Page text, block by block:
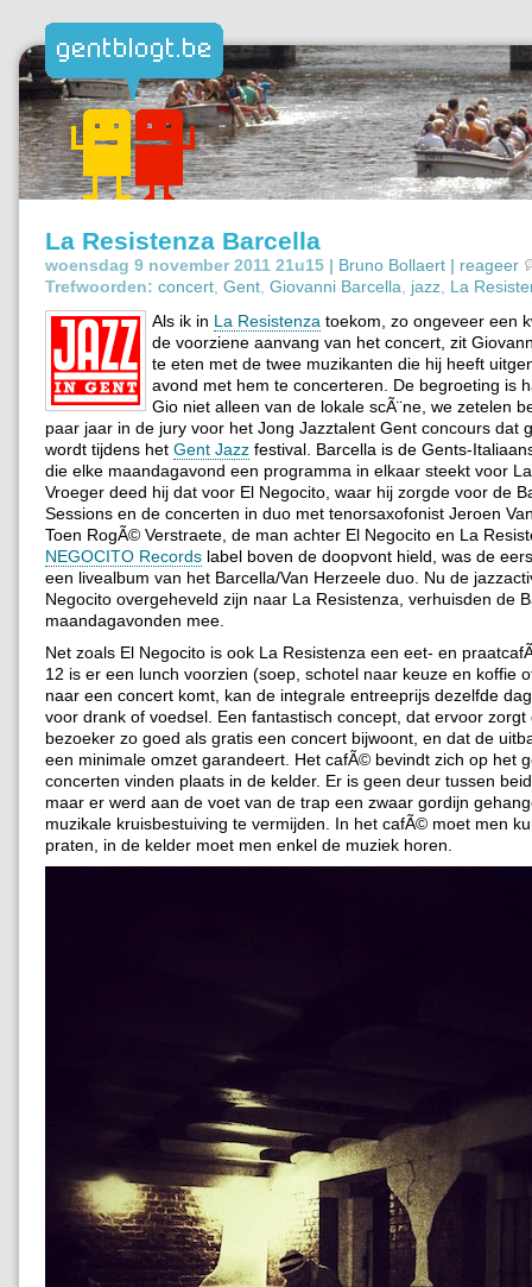
La Resistenza Barcella
woensdag 9 november 2011 21u15 | Bruno Bollaert | reageer
Trefwoorden: concert Gent Giovanni Barcella jazz La
Als ik in La Resistenza toekom, zo ongeveer een
de voorziene aanvang van het concert, zit
te eten met de twee muzikanten die hij heeft
avond met hem te concerteren. De begroeting is
Gio niet alleen van de lokale scÃ¨ne, we zetelen
paar jaar in de jury voor het Jong Jazztalent Gent concours dat
wordt tijdens het Gent Jazz festival. Barcella is de Gents-
die elke maandagavond een programma in elkaar steekt voor
Vroeger deed hij dat voor El Negocito, waar hij zorgde voor de
Sessions en de concerten in duo met tenorsaxofonist Jeroen
Toen RogÃ© Verstraete, de man achter El Negocito en La
NEGOCITO Records label boven de doopvont hield, was de
een livealbum van het Barcella/Van Herzeele duo. Nu de
Negocito overgeheveld zijn naar La Resistenza, verhuisden de
maandagavonden mee.
Net zoals El Negocito is ook La Resistenza een eet- en
12 is er een lunch voorzien (soep, schotel naar keuze en koffie
naar een concert komt, kan de integrale entreeprijs dezelfde
voor drank of voedsel. Een fantastisch concept, dat ervoor zorgt
bezoeker zo goed als gratis een concert bijwoont, en dat de
een minimale omzet garandeert. Het cafÃ© bevindt zich op het
concerten vinden plaats in de kelder. Er is geen deur tussen
maar er werd aan de voet van de trap een zwaar gordijn
muzikale kruisbestuiving te vermijden. In het cafÃ© moet men
praten, in de kelder moet men enkel de muziek horen.